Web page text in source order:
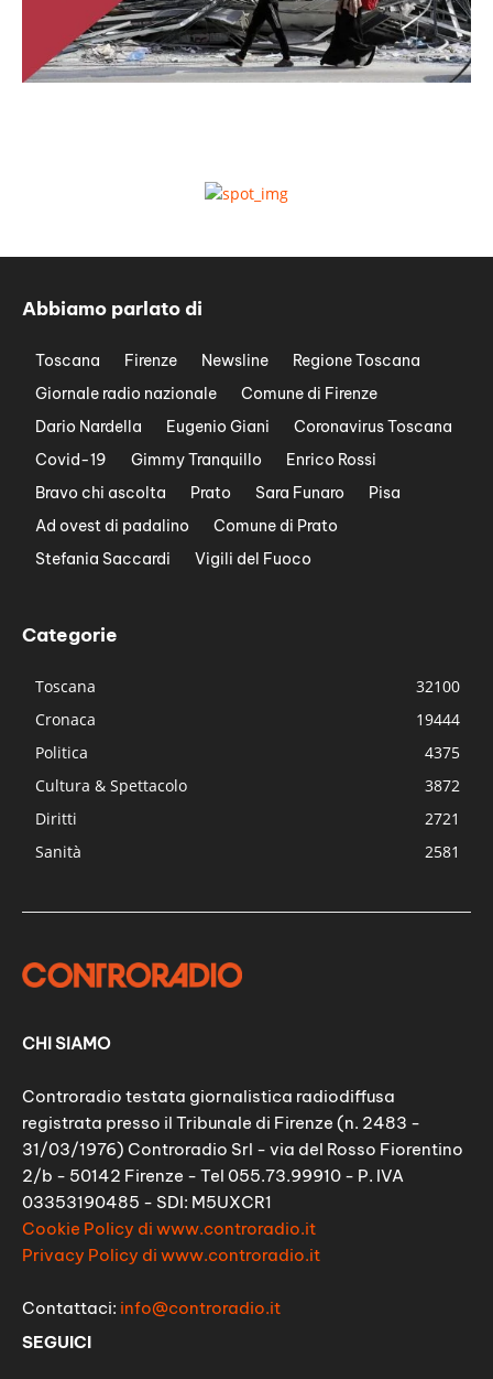
Abbiamo parlato di
Toscana Firenze Newsline
Regione Toscana
Giornale radio nazionale
Comune di Firenze
Dario Nardella
Eugenio Giani
Coronavirus Toscana
Covid-19
Gimmy Tranquillo
Enrico Rossi
Bravo chi ascolta
Prato Sara Funaro
Pisa
Ad ovest di padalino
Comune di Prato
Stefania Saccardi
Vigili del Fuoco
Categorie
Toscana
32100
Cronaca
19444
Politica
4375
Cultura & Spettacolo
3872
Diritti
2721
Sanità
2581
CHI SIAMO
Controradio testata giornalistica radiodiffusa
registrata presso il Tribunale di Firenze (n. 2483 -
31/03/1976) Controradio Srl - via del Rosso Fiorentino
2/b - 50142 Firenze - Tel 055.73.99910 - P. IVA
03353190485 - SDI: M5UXCR1
Cookie Policy di www.controradio.it
Privacy Policy di www.controradio.it
Contattaci: info@controradio.it
SEGUICI